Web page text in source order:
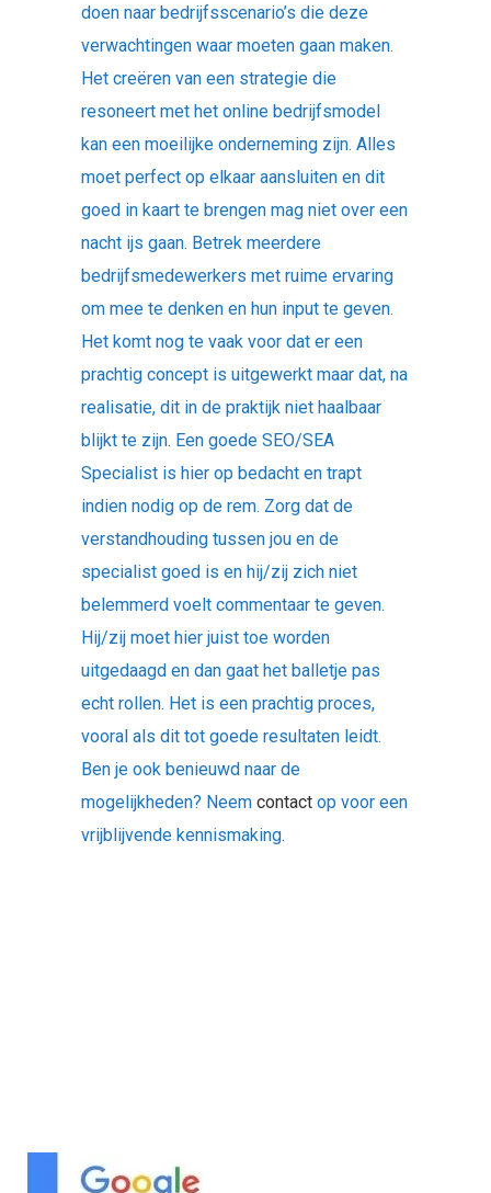
doen naar bedrijfsscenario’s die deze
verwachtingen waar moeten gaan maken.
Het creëren van een strategie die
resoneert met het online bedrijfsmodel
kan een moeilijke onderneming zijn. Alles
moet perfect op elkaar aansluiten en dit
goed in kaart te brengen mag niet over een
nacht ijs gaan. Betrek meerdere
bedrijfsmedewerkers met ruime ervaring
om mee te denken en hun input te geven.
Het komt nog te vaak voor dat er een
prachtig concept is uitgewerkt maar dat, na
realisatie, dit in de praktijk niet haalbaar
blijkt te zijn. Een goede SEO/SEA
Specialist is hier op bedacht en trapt
indien nodig op de rem. Zorg dat de
verstandhouding tussen jou en de
specialist goed is en hij/zij zich niet
belemmerd voelt commentaar te geven.
Hij/zij moet hier juist toe worden
uitgedaagd en dan gaat het balletje pas
echt rollen. Het is een prachtig proces,
vooral als dit tot goede resultaten leidt.
Ben je ook benieuwd naar de
mogelijkheden? Neem contact op voor een
vrijblijvende kennismaking.